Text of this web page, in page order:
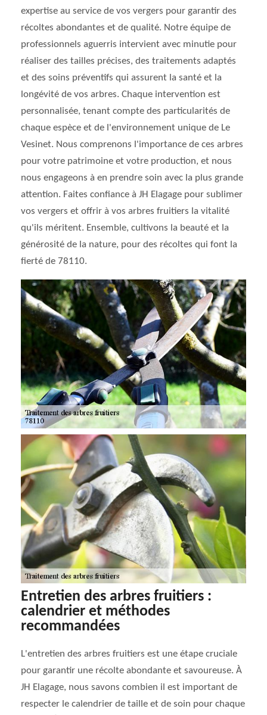
expertise au service de vos vergers pour garantir des
récoltes abondantes et de qualité. Notre équipe de
professionnels aguerris intervient avec minutie pour
réaliser des tailles précises, des traitements adaptés
et des soins préventifs qui assurent la santé et la
longévité de vos arbres. Chaque intervention est
personnalisée, tenant compte des particularités de
chaque espèce et de l'environnement unique de Le
Vesinet. Nous comprenons l'importance de ces arbres
pour votre patrimoine et votre production, et nous
nous engageons à en prendre soin avec la plus grande
attention. Faites confiance à JH Elagage pour sublimer
vos vergers et offrir à vos arbres fruitiers la vitalité
qu'ils méritent. Ensemble, cultivons la beauté et la
générosité de la nature, pour des récoltes qui font la
fierté de 78110.
Entretien des arbres fruitiers :
calendrier et méthodes
recommandées
L'entretien des arbres fruitiers est une étape cruciale
pour garantir une récolte abondante et savoureuse. À
JH Elagage, nous savons combien il est important de
respecter le calendrier de taille et de soin pour chaque